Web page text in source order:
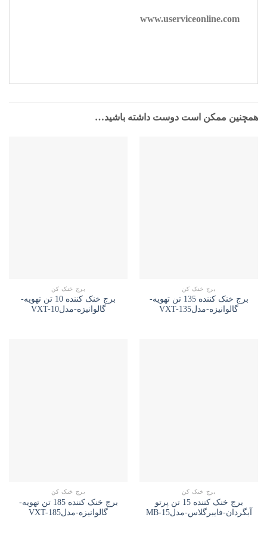
www.userviceonline.com
همچنین ممکن است دوست داشته باشید…
برج خنک کن
برج خنک کننده 135 تن تهویه-
گالوانیزه-مدلVXT-135
برج خنک کن
برج خنک کننده 10 تن تهویه-
گالوانیزه-مدلVXT-10
برج خنک کن
برج خنک کننده 15 تن پرتو
آبگردان-فایبرگلاس-مدلMB-15
برج خنک کن
برج خنک کننده 185 تن تهویه-
گالوانیزه-مدلVXT-185